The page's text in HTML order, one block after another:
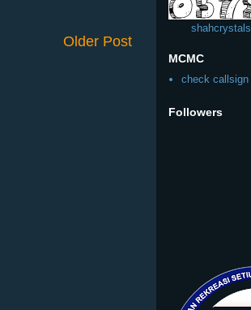
Older Post
shahcrystals
MCMC
check callsign
Followers